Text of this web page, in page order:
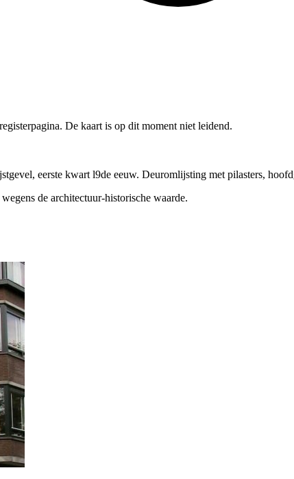
De kaart is op dit moment niet leidend.
eerste kwart l9de eeuw. Deuromlijsting met pilasters,
de architectuur-historische waarde.